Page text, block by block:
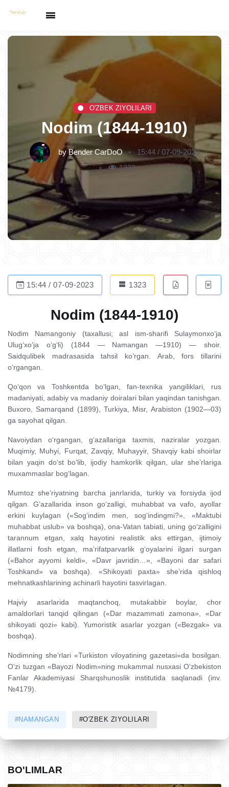
O'ZBEK ZIYOLILARI
Nodim (1844-1910)
byBender CarDoO
15:44 / 07-09-2023
1323
15:44 / 07-09-2023 1323
Nodim (1844-1910)
Nodim Namangoniy (taxallusi; asl ism-sharifi Sulaymonxo‘ja
Ulug‘xo‘ja o‘g‘li) (1844 — Namangan —1910) — shoir.
Saidqulibek madrasasida tahsil ko‘rgan. Arab, fors tillarini
o‘rgangan.
Qo‘qon va Toshkentda bo‘lgan, fan-texnika yangiliklari, rus
madaniyati, adabiy va madaniy doiralari bilan yaqindan tanishgan.
Buxoro, Samarqand (1899), Turkiya, Misr, Arabiston (1902—03)
ga sayohat qilgan.
Navoiydan o‘rgangan, g‘azallariga taxmis, naziralar yozgan.
Muqimiy, Muhyi, Furqat, Zavqiy, Muhayyir, Shavqiy kabi shoirlar
bilan yaqin do‘st bo‘lib, ijodiy hamkorlik qilgan, ular she’rlariga
muxammaslar bog‘lagan.
Mumtoz she’riyatning barcha janrlarida, turkiy va forsiyda ijod
qilgan. G‘azallarida inson go‘zalligi, muhabbat va vafo, ayollar
erkini kuylagan («Sog‘indim men, sog‘indingmi?», «Maktubi
muhabbat uslub» va boshqa), ona-Vatan tabiati, uning go‘zalligini
tarannum etgan, xalq hayotini realistik aks ettirgan, ijtimoiy
illatlarni fosh etgan, ma’rifatparvarlik g‘oyalarini ilgari surgan
(«Bahor ayyomi keldi», «Davr javridin…», «Bayoni dar safari
Toshkand» va boshqa). «Shikoyati paxta» she’rida qishloq
mehnatkashlarining achinarli hayotini tasvirlagan.
Hajviy asarlarida maqtanchoq, mutakabbir boylar, chor
amaldorlari tanqid qilingan («Dar mazammati zamona», «Dar
shikoyati qozi» kabi). Yumoristik asarlar yozgan («Bezgak» va
boshqa).
Nodimning she’rlari «Turkiston viloyatining gazetasi»da bosilgan.
O‘zi tuzgan «Bayozi Nodim»ning mukammal nusxasi O‘zbekiston
Fanlar Akademiyasi Sharqshunoslik institutida saqlanadi (inv.
№4179).
#NAMANGAN #O'ZBEK ZIYOLILARI
BO'LIMLAR